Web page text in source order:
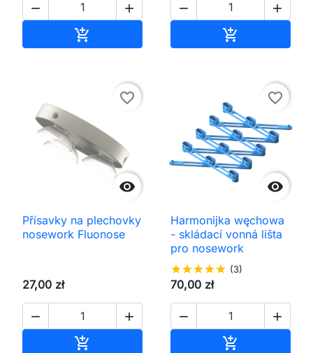
 

 


favorite_border
Přísavky na plechovky
nosework Fluonose
27,00 zł
 


favorite_border
Harmonijka węchowa
- skládací vonná lišta
pro nosework
starstarstarstarstar (3)
70,00 zł
 
